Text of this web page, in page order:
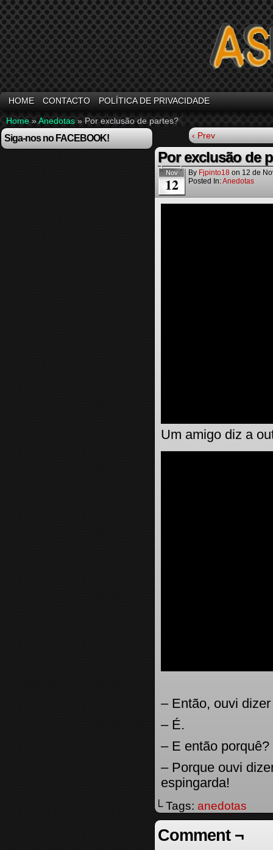
HOME CONTACTO POLÍTICA DE PRIVACIDADE
Home »Anedotas » Por exclusão de partes?
Siga-nos no FACEBOOK! ‹ Prev
Por exclusão de
Nov
12
By Fjpinto18 on 12 de
Posted In:Anedotas
Um amigo diz a
– Então, ouvi
– É.
– E então porquê?
– Porque ouvi
espingarda!
└ Tags: anedotas
Comment ¬